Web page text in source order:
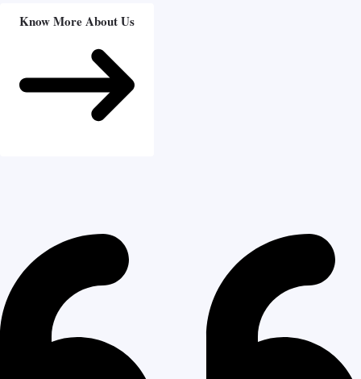
Know More About Us